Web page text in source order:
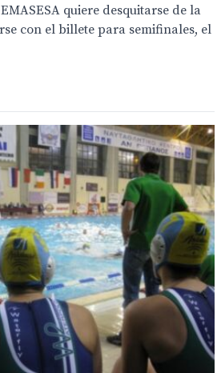
quiere desquitarse de la
con el billete para semifinales, el